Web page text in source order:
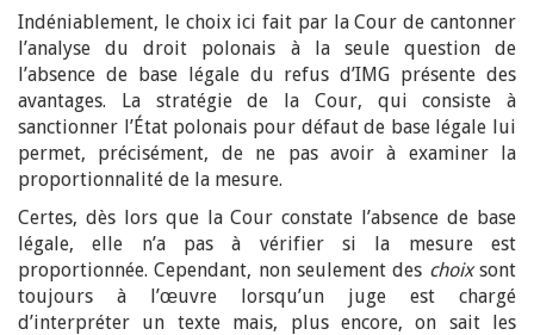
Indéniablement, le choix ici fait par la Cour de cantonner
l’analyse du droit polonais à la seule question de
l’absence de base légale du refus d’IMG présente des
avantages. La stratégie de la Cour, qui consiste à
sanctionner l’État polonais pour défaut de base légale lui
permet, précisément, de ne pas avoir à examiner la
proportionnalité de la mesure.
Certes, dès lors que la Cour constate l’absence de base
légale, elle n’a pas à vérifier si la mesure est
proportionnée. Cependant, non seulement des choixsont
toujours à l’œuvre lorsqu’un juge est chargé
d’interpréter un texte mais, plus encore, on sait les